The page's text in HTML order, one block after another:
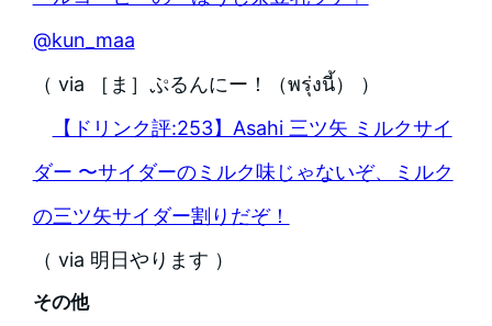
@kun_maa
（ via ［ま］ぷるんにー！（พรุ่งนี้） ）
【ドリンク評:253】Asahi 三ツ矢 ミルクサイ
ダー 〜サイダーのミルク味じゃないぞ、ミルク
の三ツ矢サイダー割りだぞ！
（ via 明日やります ）
その他